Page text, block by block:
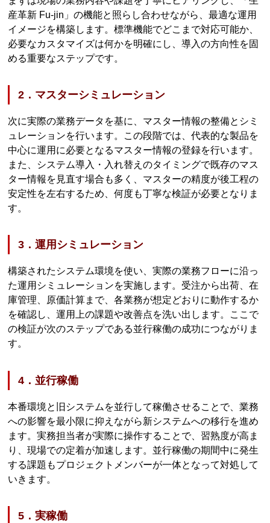
産革新 Fu-jin」の機能と照らし合わせながら、最適な運用
イメージを構築します。標準機能でどこまで対応可能か、
必要なカスタマイズは何かを明確にし、導入の方向性を固
める重要なステップです。
2．マスターシミュレーション
次に実際の業務データを基に、マスター情報の整備とシミ
ュレーションを行います。この段階では、代表的な製品を
中心に運用に必要となるマスター情報の登録を行います。
また、システム導入・入れ替えのタイミングで既存のマス
ター情報を見直す場合も多く、マスターの精度が後工程の
安定性を左右するため、何度も丁寧な検証が必要となりま
す。
3．運用シミュレーション
構築されたシステム環境を使い、実際の業務フローに沿っ
た運用シミュレーションを実施します。受注から出荷、在
庫管理、原価計算まで、各業務が想定どおりに動作するか
を確認し、運用上の課題や改善点を洗い出します。ここで
の検証が次のステップである並行稼働の成功につながりま
す。
4．並行稼働
本番環境と旧システムを並行して稼働させることで、業務
への影響を最小限に抑えながら新システムへの移行を進め
ます。実務担当者が実際に操作することで、習熟度が高ま
り、現場での定着が加速します。並行稼働の期間中に発生
する課題もプロジェクトメンバーが一体となって対処して
いきます。
5．実稼働